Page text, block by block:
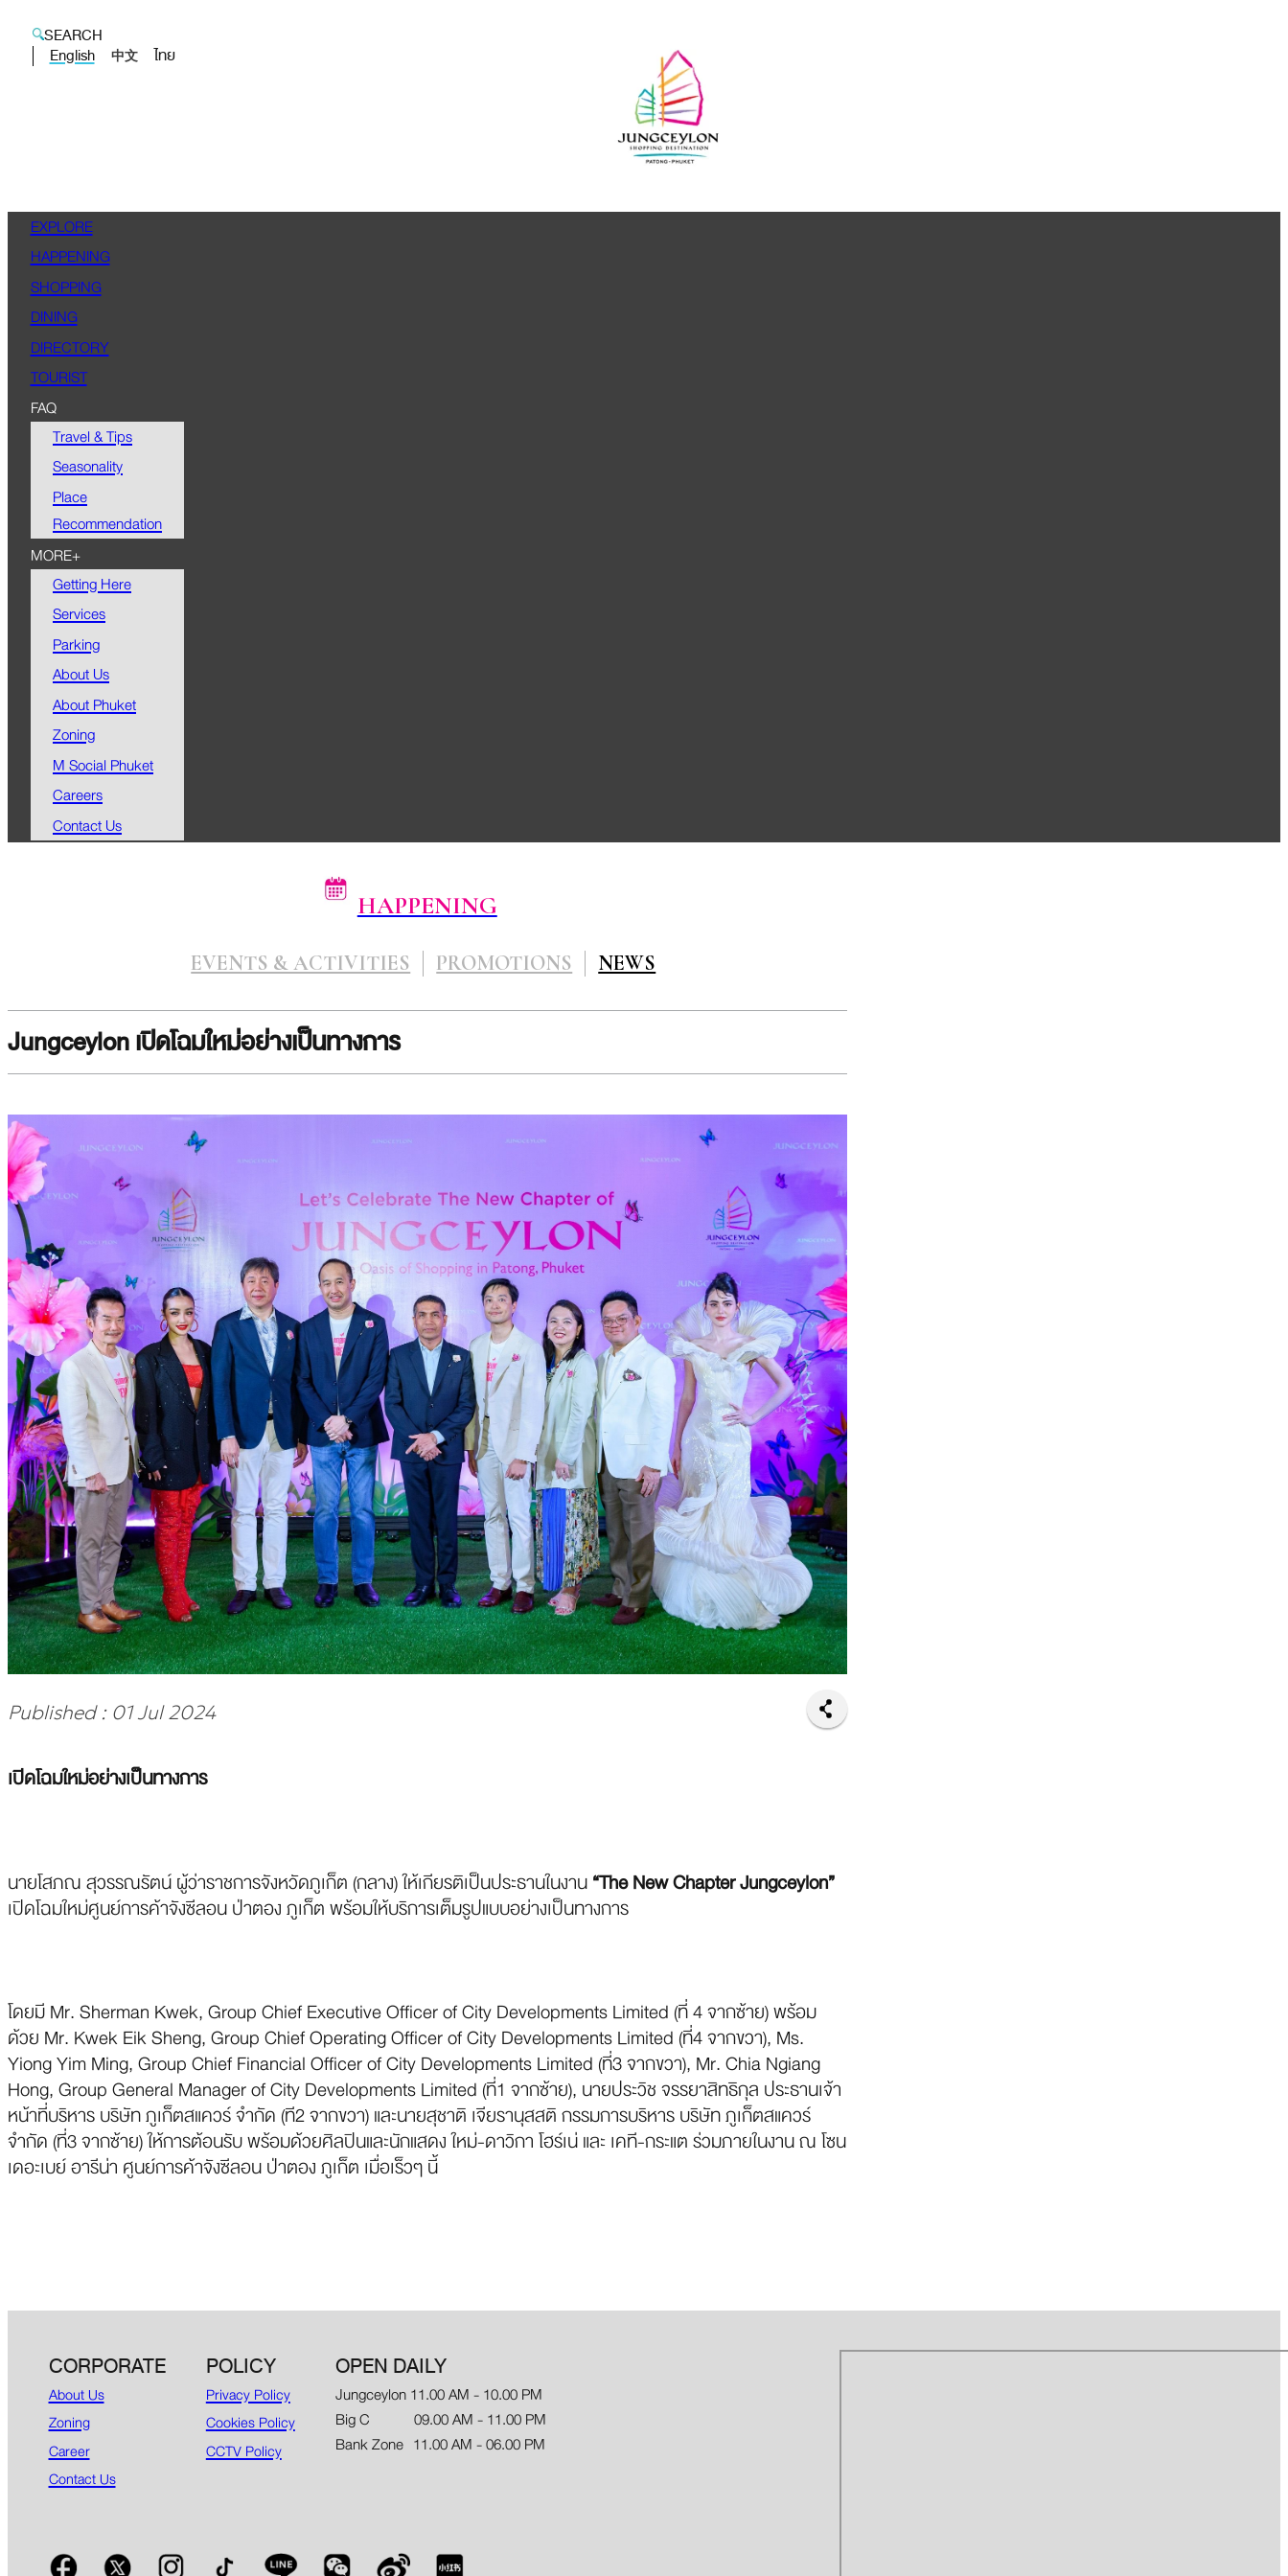
SEARCH
English
中文 ไทย
EXPLORE
HAPPENING
SHOPPING
DINING
DIRECTORY
TOURIST
FAQ
Travel & Tips
Seasonality
Place
Recommendation
MORE+
Getting Here
Services
Parking
About Us
About Phuket
Zoning
M Social Phuket
Careers
Contact Us
HAPPENING
EVENTS & ACTIVITIES PROMOTIONS NEWS
Jungceylon เปิดโฉมใหม่อย่างเป็นทางการ
Published : 01 Jul 2024
เปิดโฉมใหม่อย่างเป็นทางการ
นายโสภณ สุวรรณรัตน์ ผู้ว่าราชการจังหวัดภูเก็ต (กลาง) ให้เกียรติเป็นประธานในงาน“The New Chapter Jungceylon”
เปิดโฉมใหม่ศูนย์การค้าจังซีลอน ป่าตอง ภูเก็ต พร้อมให้บริการเต็มรูปแบบอย่างเป็นทางการ
โดยมี Mr. Sherman Kwek, Group Chief Executive Officer of City Developments Limited (ที่ 4 จากซ้าย) พร้อม
ด้วย Mr. Kwek Eik Sheng, Group Chief Operating Officer of City Developments Limited (ที่4 จากขวา), Ms.
Yiong Yim Ming, Group Chief Financial Officer of City Developments Limited (ที่3 จากขวา), Mr. Chia Ngiang
Hong, Group General Manager of City Developments Limited (ที่1 จากซ้าย), นายประวิช จรรยาสิทธิกุล ประธานเจ้า
หน้าที่บริหาร บริษัท ภูเก็ตสแควร์ จำกัด (ที2 จากขวา) และนายสุชาติ เจียรานุสสติ กรรมการบริหาร บริษัท ภูเก็ตสแควร์
จำกัด (ที่3 จากซ้าย) ให้การต้อนรับ พร้อมด้วยศิลปินและนักแสดง ใหม่-ดาวิกา โฮร์เน่ และ เคที-กระแต ร่วมภายในงาน ณ โซน
เดอะเบย์ อารีน่า ศูนย์การค้าจังซีลอน ป่าตอง ภูเก็ต เมื่อเร็วๆ นี้
CORPORATE
About Us
Zoning
Career
Contact Us
POLICY
Privacy Policy
Cookies Policy
CCTV Policy
OPEN DAILY
Jungceylon 11.00 AM - 10.00 PM
Big C 09.00 AM - 11.00 PM
Bank Zone 11.00 AM - 06.00 PM